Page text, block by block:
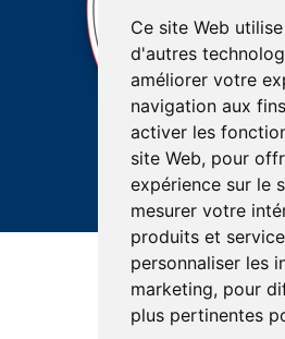
Ce site Web
d'autres
améliorer votre
navigation aux
activer les
site Web, pour
expérience sur le
mesurer votre
produits et
personnaliser les
marketing, pour
plus pertinentes
Accessibilité Plan du site
Confidentialité et